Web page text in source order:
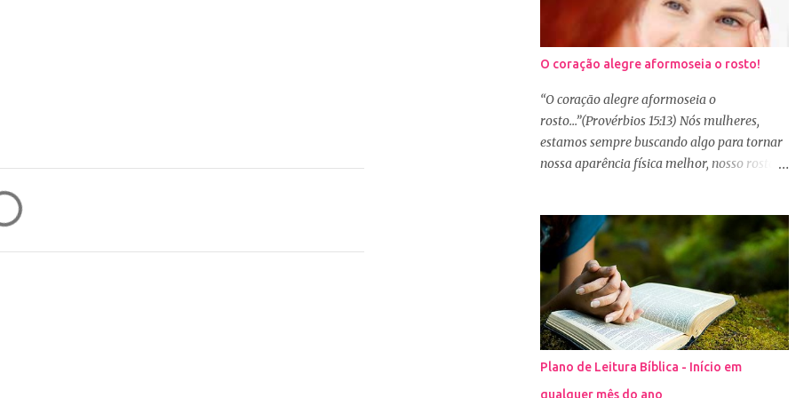
O coração alegre aformoseia o rosto!
“O coração alegre aformoseia o
rosto...”(Provérbios 15:13) Nós mulheres,
estamos sempre buscando algo para tornar
nossa aparência física melhor, nosso rosto
cosméticos e produtos de beleza. No Youtube
por exemplo, os canais com mais seguidores
são das blogueiras que dão dicas de beleza,
ensinam a se maquiar e testam produtos.
Não é errado gostar de se cuidar e buscar
conhecimento de como ficar mais bonita e
atraente. Eu também gosto de maquiagem e
dicas de beleza, no entanto, precisamos
Plano de Leitura Bíblica - Início em
qualquer mês do ano